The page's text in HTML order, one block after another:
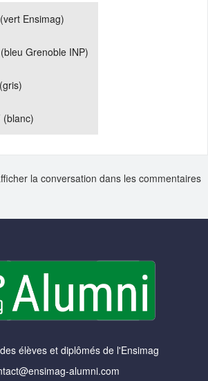
Ensimag)
Grenoble INP)
la conversation dans les commentaires
élèves et diplômés de l'Ensimag
alumni.com